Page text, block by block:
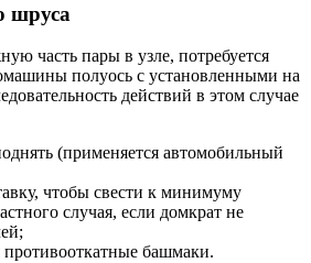
шруса
часть пары в узле, потребуется
полуось с установленными на
действий в этом случае
(применяется автомобильный
чтобы свести к минимуму
случая, если домкрат не
противооткатные башмаки.